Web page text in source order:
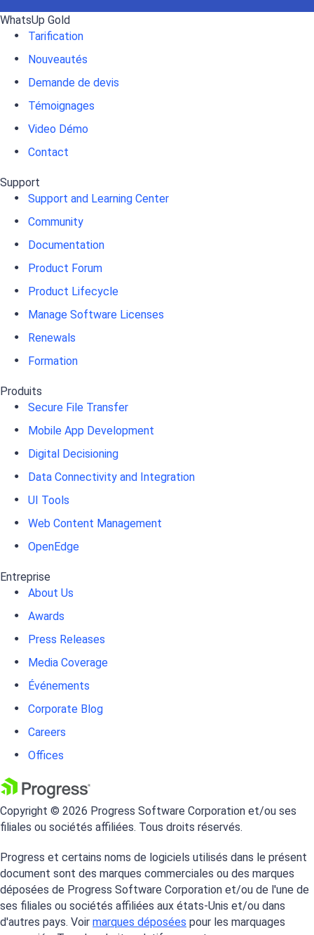
WhatsUp Gold
Tarification
Nouveautés
Demande de devis
Témoignages
Video Démo
Contact
Support
Support and Learning Center
Community
Documentation
Product Forum
Product Lifecycle
Manage Software Licenses
Renewals
Formation
Produits
Secure File Transfer
Mobile App Development
Digital Decisioning
Data Connectivity and Integration
UI Tools
Web Content Management
OpenEdge
Entreprise
About Us
Awards
Press Releases
Media Coverage
Événements
Corporate Blog
Careers
Offices
Copyright © 2026 Progress Software Corporation et/ou ses
filiales ou sociétés affiliées. Tous droits réservés.
Progress et certains noms de logiciels utilisés dans le présent
document sont des marques commerciales ou des marques
déposées de Progress Software Corporation et/ou de l'une de
ses filiales ou sociétés affiliées aux états-Unis et/ou dans
d'autres pays. Voir marques déposées pour les marquages